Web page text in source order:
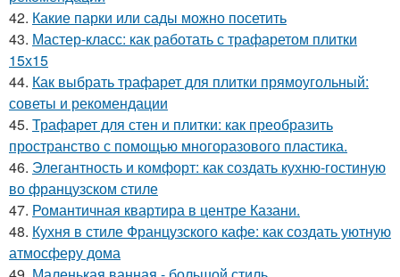
42. Какие парки или сады можно посетить
43. Мастер-класс: как работать с трафаретом плитки
15х15
44. Как выбрать трафарет для плитки прямоугольный:
советы и рекомендации
45. Трафарет для стен и плитки: как преобразить
пространство с помощью многоразового пластика.
46. Элегантность и комфорт: как создать кухню-гостиную
во французском стиле
47. Романтичная квартира в центре Казани.
48. Кухня в стиле Французского кафе: как создать уютную
атмосферу дома